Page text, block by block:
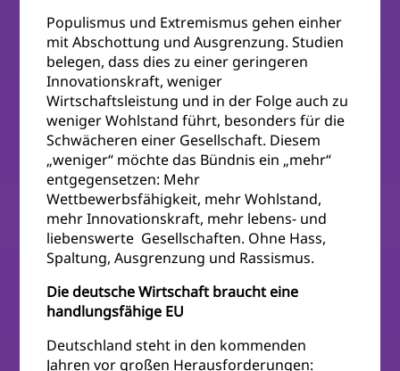
Populismus und Extremismus gehen einher
mit Abschottung und Ausgrenzung. Studien
belegen, dass dies zu einer geringeren
Innovationskraft, weniger
Wirtschaftsleistung und in der Folge auch zu
weniger Wohlstand führt, besonders für die
Schwächeren einer Gesellschaft. Diesem
„weniger“ möchte das Bündnis ein „mehr“
entgegensetzen: Mehr
Wettbewerbsfähigkeit, mehr Wohlstand,
mehr Innovationskraft, mehr lebens- und
liebenswerte Gesellschaften. Ohne Hass,
Spaltung, Ausgrenzung und Rassismus.
Die deutsche Wirtschaft braucht eine
handlungsfähige EU
Deutschland steht in den kommenden
Jahren vor großen Herausforderungen: